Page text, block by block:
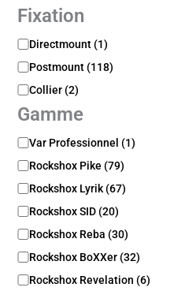
e
Fixation
F
x
a
i
o
n
Directmount (1)
Postmount (118)
Collier (2)
Gamme
G
m
m
e
Var Professionnel (1)
Rockshox Pike (79)
Rockshox Lyrik (67)
Rockshox SID (20)
Rockshox Reba (30)
Rockshox BoXXer (32)
Rockshox Revelation (6)